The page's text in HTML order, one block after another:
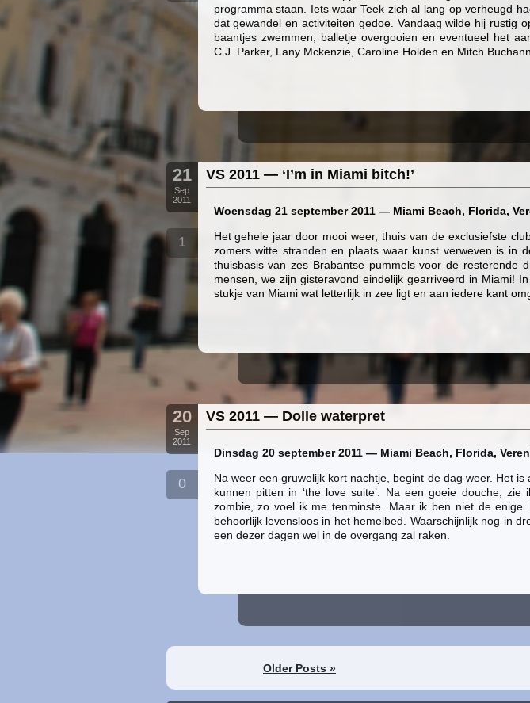
programma staan. Iets waar Teek zich al lang op verheugd
dat gewandel en activiteiten gedoe. Vandaag wilde hij rustig
baantjes zwemmen, balletje overgooien en eventueel het
C.J. Parker, Lany Mckenzie, Caroline Holden en Mitch
21
Sep
2011
1
VS 2011 — ‘I’m in Miami bitch!’
Woensdag 21 september 2011 — Miami Beach, Florida,
Het gehele jaar door mooi weer, thuis van de exclusiefste
zomers witte stranden en plaats waar kunst verweven is in
thuisbasis van zes Brabantse pummels voor de resterende
mensen, we zijn gisteravond eindelijk gearriveerd in Miami!
stukje van Miami wat letterlijk in zee ligt en aan iedere kant
20
Sep
2011
0
VS 2011 — Dolle waterpret
Dinsdag 20 september 2011 — Miami Beach, Florida,
Na weer een gruwelijk kort nachtje, begint de dag weer. Het
kunnen pitten in ‘the love suite’. Na een goeie douche,
zombie, zo voel ik me tenminste. Maar ik ben niet de
behoorlijk levensloos in het hemelbed. Waarschijnlijk nog in
een dezer dagen wel in de overgang zal raken.
Older Posts »